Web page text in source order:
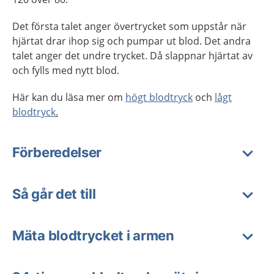
Det första talet anger övertrycket som uppstår när
hjärtat drar ihop sig och pumpar ut blod. Det andra
talet anger det undre trycket. Då slappnar hjärtat av
och fylls med nytt blod.
Här kan du läsa mer om högt blodtryck och lågt
blodtryck.
Förberedelser
Så går det till
Mäta blodtrycket i armen